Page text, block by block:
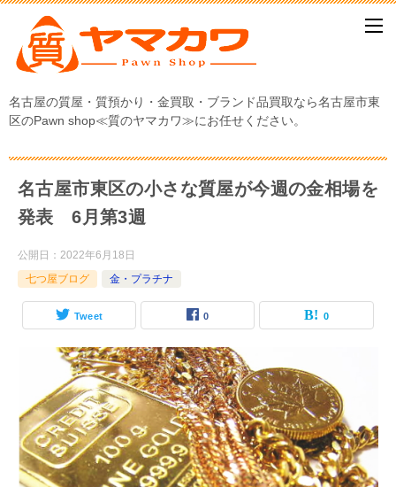
名古屋の質屋・質預かり・金買取・ブランド品買取なら名古屋市東
区のPawn shop≪質のヤマカワ≫にお任せください。
名古屋市東区の小さな質屋が今週の金相場を
発表 6月第3週
公開日： 2022年6月18日
七つ屋ブログ
金・プラチナ
Tweet 0 0